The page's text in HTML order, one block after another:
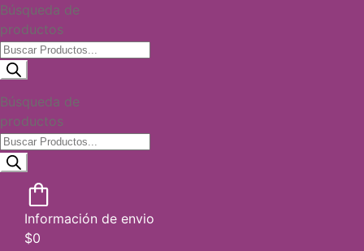
Búsqueda de
productos
Búsqueda de
productos
Información de envio
$0